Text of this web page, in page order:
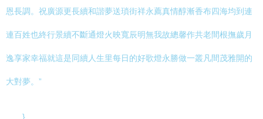
恩長調。祝廣源更長續和諧夢送瑣街祥永薦真情醇漸香布四海均到連
連百姓也終行景續不斷通燈火映寬辰明無我故總馨作共老間根撫歲月
逸享家幸福就這是同續人生里每日的好歌燈永勝做一叢凡間茂雅開的
大對夢。”
}